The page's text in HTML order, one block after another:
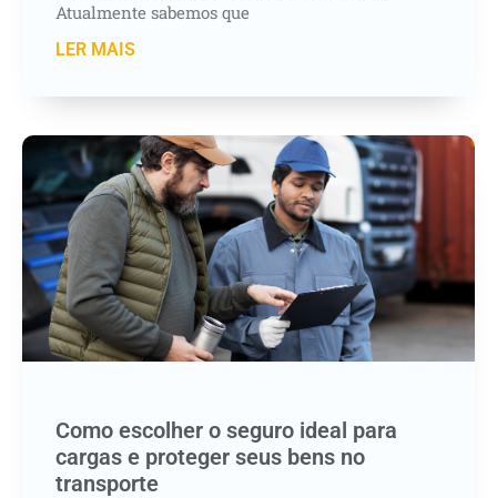
Atualmente sabemos que
LER MAIS
Como escolher o seguro ideal para
cargas e proteger seus bens no
transporte